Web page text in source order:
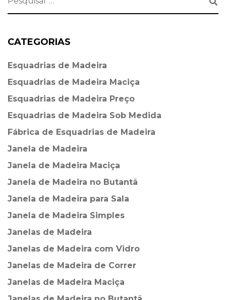
CATEGORIAS
Esquadrias de Madeira⁠
Esquadrias de Madeira Maciça
Esquadrias de Madeira Preço
Esquadrias de Madeira Sob Medida
Fábrica de Esquadrias de Madeira
Janela de Madeira
Janela de Madeira Maciça
Janela de Madeira no Butantã
Janela de Madeira para Sala
Janela de Madeira Simples
Janelas de Madeira
Janelas de Madeira com Vidro
Janelas de Madeira de Correr
Janelas de Madeira Maciça